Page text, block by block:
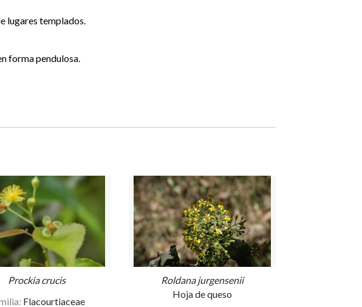
lugares templados.
forma pendulosa.
Prockia crucis
Flacourtiaceae
Roldana jurgensenii
Hoja de queso